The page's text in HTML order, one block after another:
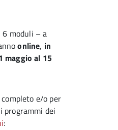
6 moduli – a
online, in
maggio al 15
e/o per
programmi dei
: